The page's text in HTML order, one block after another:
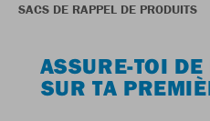
SACS DE RAPPEL DE PRODUITS
ASSURE-TOI
SUR TA